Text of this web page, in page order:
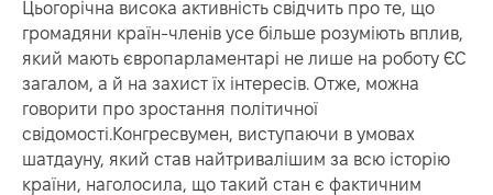
Цьогорічна висока активність свідчить про те, що
громадяни країн-членів усе більше розуміють вплив,
який мають європарламентарі не лише на роботу ЄС
загалом, а й на захист їх інтересів. Отже, можна
говорити про зростання політичної
свідомості.Конгресвумен, виступаючи в умовах
шатдауну, який став найтривалішим за всю історію
країни, наголосила, що такий стан є фактичним